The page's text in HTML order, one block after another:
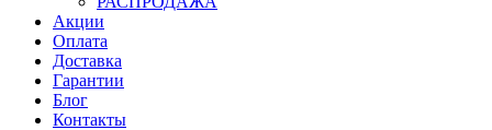
Акции
Оплата
Доставка
Гарантии
Блог
Контакты